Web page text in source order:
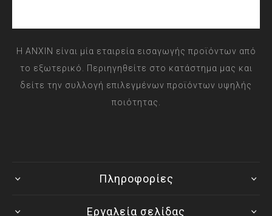
Η ANXIN είναι μία εταιρεία εισαγωγής προϊόντων από
το εξωτερικό. Περιηγηθείτε στο κατάστημα μας και
δείτε την συλλογή επιλεγμένων προϊόντων υψηλής
ποιότητας.
Πληροφορίες
Εργαλεία σελίδας